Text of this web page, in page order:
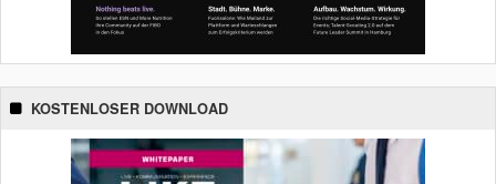
KOSTENLOSER DOWNLOAD